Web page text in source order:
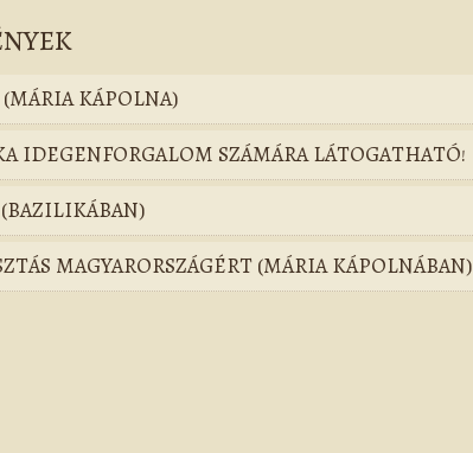
KÁPOLNA)
IDEGENFORGALOM SZÁMÁRA LÁTOGATHATÓ!
MAGYARORSZÁGÉRT (MÁRIA KÁPOLNÁBAN)